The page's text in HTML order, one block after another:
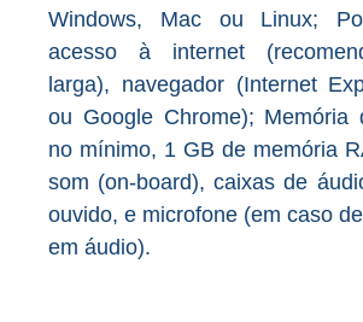
Windows, Mac ou Linux;
acesso à internet
larga), navegador (Internet
ou Google Chrome); Memória
no mínimo, 1 GB de memória
som (on-board), caixas de
ouvido, e microfone (em caso
em áudio).